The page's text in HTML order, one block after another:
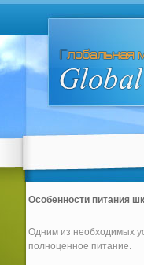
Особенности питания
Одним из необходимых
полноценное питание.